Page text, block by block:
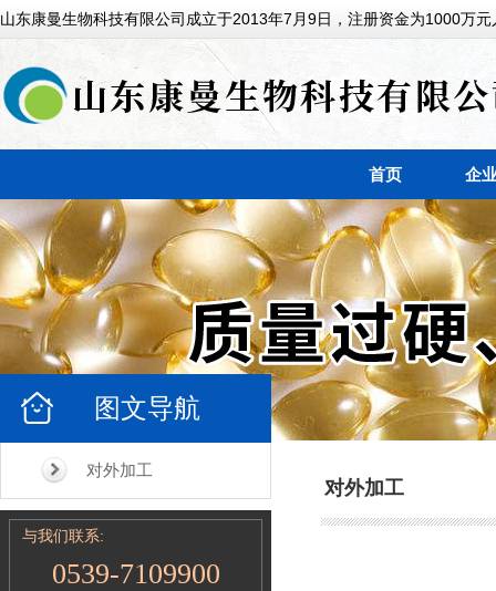
山东康曼生物科技有限公司成立于2013年7月9日，注册资金为1000万
首页 企
图文导航
对外加工
与我们联系:
0539-7109900
对外加工